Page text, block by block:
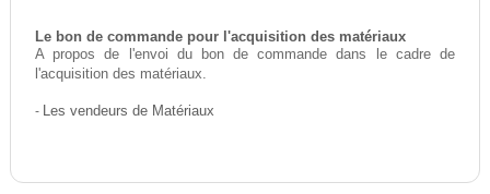
Le bon de commande pour l'acquisition des matériaux
A propos de l'envoi du bon de commande dans le cadre de
l'acquisition des matériaux.
- Les vendeurs de Matériaux